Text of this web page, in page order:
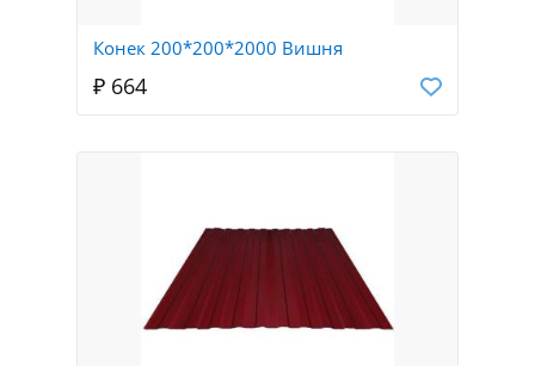
Конек 200*200*2000 Вишня
₽ 664